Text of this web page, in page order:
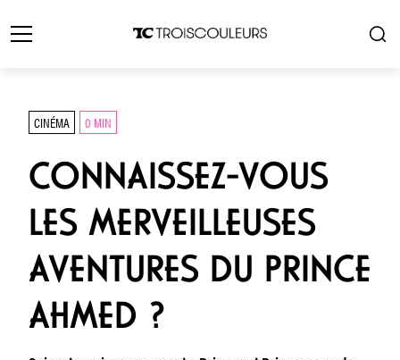
CINÉMA 0 MIN
CONNAISSEZ-VOUS
LES MERVEILLEUSES
AVENTURES DU PRINCE
AHMED ?